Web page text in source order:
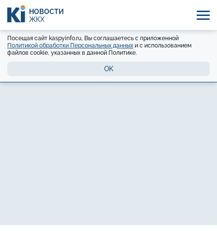
НОВОСТИ
ЖКХ
Посещая сайт kaspyinfo.ru, Вы соглашаетесь с приложенной
Политикой обработки Персональных данных и с использованием
файлов cookie, указанных в данной Политике.
OK